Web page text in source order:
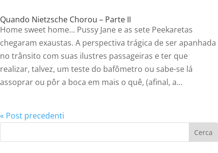
Quando Nietzsche Chorou – Parte II
Home sweet home… Pussy Jane e as sete Peekaretas
chegaram exaustas. A perspectiva trágica de ser apanhada
no trânsito com suas ilustres passageiras e ter que
realizar, talvez, um teste do bafômetro ou sabe-se lá
assoprar ou pôr a boca em mais o quê, (afinal, a...
« Post precedenti
Cerca